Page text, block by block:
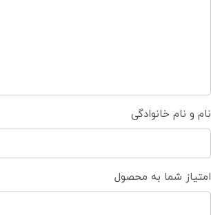
نام و نام خانوادگی
امتیاز شما به محصول